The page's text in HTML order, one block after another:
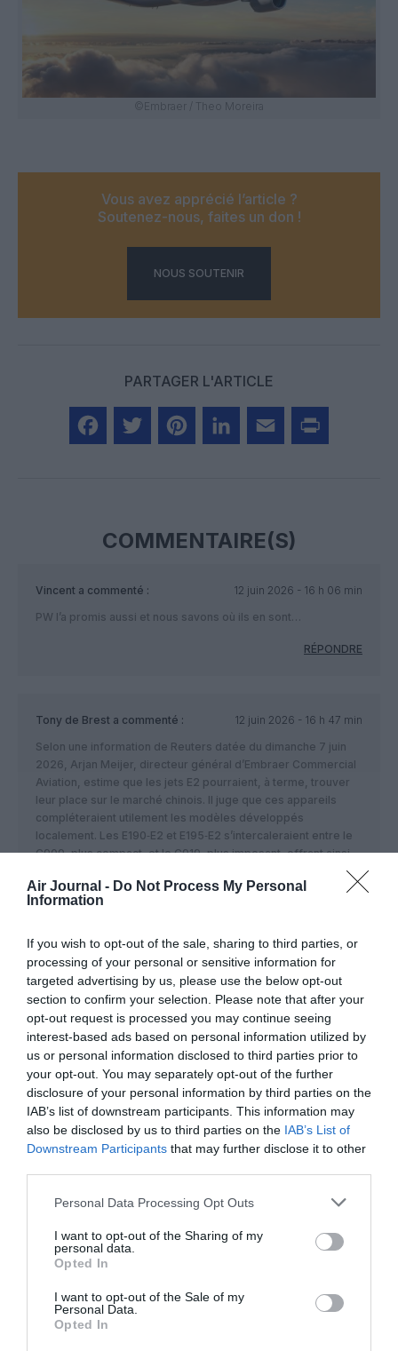
Air Journal - Do Not Process My Personal
Information
If you wish to opt-out of the sale, sharing to third parties, or
processing of your personal or sensitive information for
targeted advertising by us, please use the below opt-out
section to confirm your selection. Please note that after your
opt-out request is processed you may continue seeing
interest-based ads based on personal information utilized by
us or personal information disclosed to third parties prior to
your opt-out. You may separately opt-out of the further
disclosure of your personal information by third parties on the
IAB’s list of downstream participants. This information may
also be disclosed by us to third parties on the IAB’s List of
Downstream Participants that may further disclose it to other
Personal Data Processing Opt Outs
I want to opt-out of the Sharing of my
personal data.
Opted In
I want to opt-out of the Sale of my
Personal Data.
Opted In
©Embraer / Theo Moreira
Vous avez apprécié l’article ?
Soutenez-nous, faites un don !
NOUS SOUTENIR
PARTAGER L'ARTICLE
COMMENTAIRE(S)
Vincent a commenté :
12 juin 2026 - 16 h 06 min
PW l’a promis aussi et nous savons où ils en sont…
RÉPONDRE
Tony de Brest a commenté :
12 juin 2026 - 16 h 47 min
Selon une information de Reuters datée du dimanche 7 juin
2026, Arjan Meijer, directeur général d’Embraer Commercial
Aviation, estime que les jets E2 pourraient, à terme, trouver
leur place sur le marché chinois. Il juge que ces appareils
compléteraient utilement les modèles développés
localement. Les E190‑E2 et E195‑E2 s’intercaleraient entre le
C909, plus compact, et le C919, plus imposant, offrant ainsi
desservir les villes du pays.
Meijer a précisé qu’Embraer menait actuellement des
famille E2 bénéficie déjà de la certification des autorités
chinoises.
RÉPONDRE
Bencelloa commenté :
13 juin 2026 - 17 h 34 min
Embraer a le vent en poupe, alors même qu’en face, Airbus,
selon plusieurs sources, ne devrait pas annoncer le
lancement de l’A220-500 à Farnborough, en raison d’ un
faible intérêt des lessors entre autres.
RÉPONDRE
Jeana commenté :
13 juin 2026 - 22 h 00
plus économe en carburant et toutes les
compagnies aériennes en veulent. Y compris celles